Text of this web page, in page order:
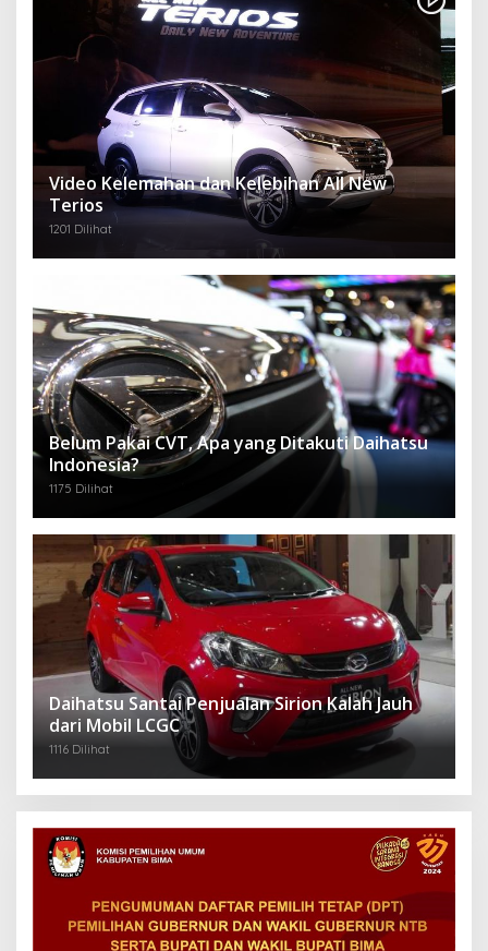
Video Kelemahan dan Kelebihan All New
Terios
1201 Dilihat
Belum Pakai CVT, Apa yang Ditakuti Daihatsu
Indonesia?
1175 Dilihat
Daihatsu Santai Penjualan Sirion Kalah Jauh
dari Mobil LCGC
1116 Dilihat